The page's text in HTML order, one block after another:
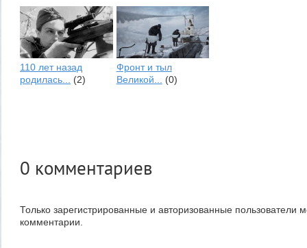
110 лет назад
родилась... (2)
Фронт и тыл
Великой... (0)
0 комментариев
Только зарегистрированные и авторизованные пользователи
комментарии.